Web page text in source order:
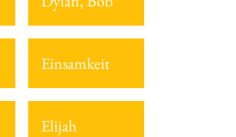
Einsamkeit
Elijah